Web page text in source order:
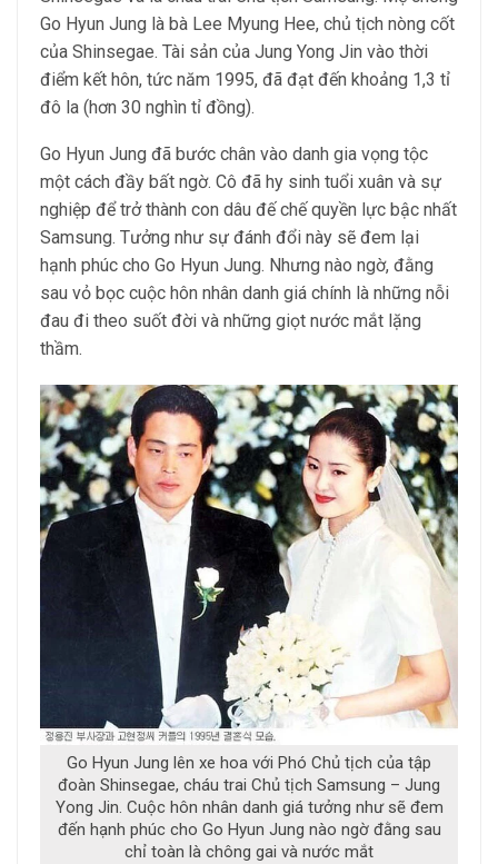
Go Hyun Jung là bà Lee Myung Hee, chủ tịch nòng cốt
của Shinsegae. Tài sản của Jung Yong Jin vào thời
điểm kết hôn, tức năm 1995, đã đạt đến khoảng 1,3 tỉ
đô la (hơn 30 nghìn tỉ đồng).
Go Hyun Jung đã bước chân vào danh gia vọng tộc
một cách đầy bất ngờ. Cô đã hy sinh tuổi xuân và sự
nghiệp để trở thành con dâu đế chế quyền lực bậc nhất
Samsung. Tưởng như sự đánh đổi này sẽ đem lại
hạnh phúc cho Go Hyun Jung. Nhưng nào ngờ, đằng
sau vỏ bọc cuộc hôn nhân danh giá chính là những nỗi
đau đi theo suốt đời và những giọt nước mắt lặng
thầm.
Go Hyun Jung lên xe hoa với Phó Chủ tịch của tập
đoàn Shinsegae, cháu trai Chủ tịch Samsung – Jung
Yong Jin. Cuộc hôn nhân danh giá tưởng như sẽ đem
đến hạnh phúc cho Go Hyun Jung nào ngờ đằng sau
chỉ toàn là chông gai và nước mắt